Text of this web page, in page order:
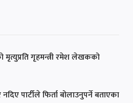
मृत्युप्रति गृहमन्त्री रमेश लेखकको
पार्टीले फिर्ता बोलाउनुपर्ने बताएका